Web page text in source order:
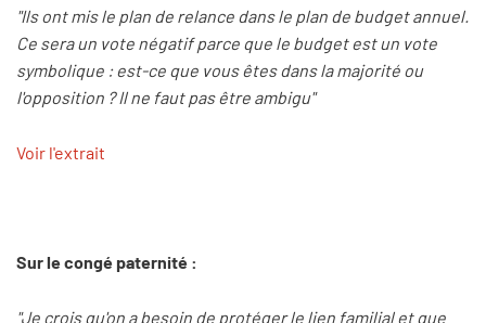
"Ils ont mis le plan de relance dans le plan de budget annuel.
Ce sera un vote négatif parce que le budget est un vote
symbolique : est-ce que vous êtes dans la majorité ou
l'opposition ? Il ne faut pas être ambigu"
Voir l'extrait
Sur le congé paternité :
"Je crois qu'on a besoin de protéger le lien familial et que